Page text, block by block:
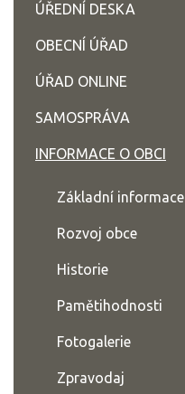
ÚŘEDNÍ DESKA
OBECNÍ ÚŘAD
ÚŘAD ONLINE
SAMOSPRÁVA
INFORMACE O OBCI
Základní informace
Rozvoj obce
Historie
Pamětihodnosti
Fotogalerie
Zpravodaj